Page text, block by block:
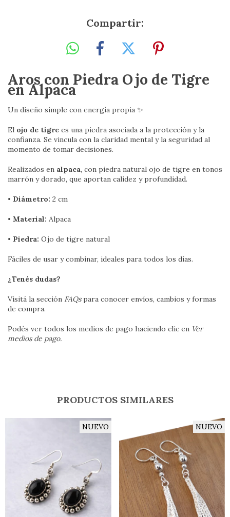
Compartir:
Aros con Piedra Ojo de Tigre
en Alpaca
Un diseño simple con energía propia ✨
El ojo de tigre es una piedra asociada a la protección y la
confianza. Se vincula con la claridad mental y la seguridad al
momento de tomar decisiones.
Realizados en alpaca, con piedra natural ojo de tigre en tonos
marrón y dorado, que aportan calidez y profundidad.
• Diámetro: 2 cm
• Material: Alpaca
• Piedra: Ojo de tigre natural
Fáciles de usar y combinar, ideales para todos los días.
¿Tenés dudas?
Visitá la sección FAQspara conocer envíos, cambios y formas
de compra.
Podés ver todos los medios de pago haciendo clic en Ver
medios de pago.
PRODUCTOS SIMILARES
NUEVO NUEVO